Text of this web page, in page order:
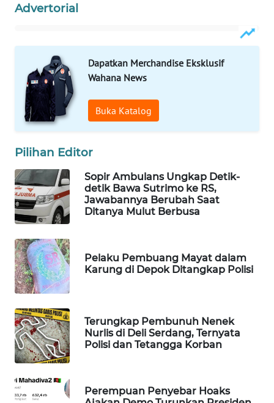
Advertorial
Dapatkan Merchandise Eksklusif
Wahana News
Buka Katalog
Pilihan Editor
Sopir Ambulans Ungkap Detik-
detik Bawa Sutrimo ke RS,
Jawabannya Berubah Saat
Ditanya Mulut Berbusa
Pelaku Pembuang Mayat dalam
Karung di Depok Ditangkap Polisi
Terungkap Pembunuh Nenek
Nurlis di Deli Serdang, Ternyata
Polisi dan Tetangga Korban
Perempuan Penyebar Hoaks
WAHANANEWS
WAHANANEWS
CO ID
WAHANANEWS
NET
WAHANA
SPORT
WAHANA
UMKM
SELEB
WAHANA
PERSONA
WAHANA
OTOMOTIF
HEALTH